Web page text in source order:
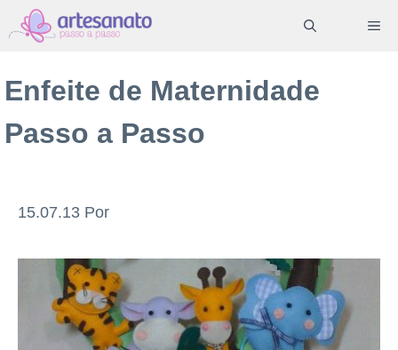
Pular
para
conteúdo
Enfeite de Maternidade
Passo a Passo
15.07.13 Por